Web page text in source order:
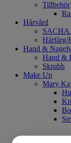
Tillbehör
Hårvård
Hårfärg/
Hand &
Hand &
Skrubb
Make Up
Mary